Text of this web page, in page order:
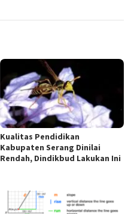
Kualitas Pendidikan
Kabupaten Serang Dinilai
Rendah, Dindikbud Lakukan Ini